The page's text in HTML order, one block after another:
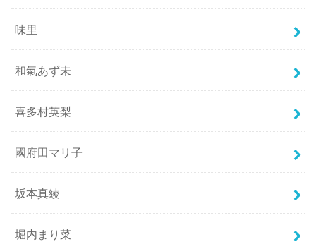
味里
和氣あず未
喜多村英梨
國府田マリ子
坂本真綾
堀内まり菜